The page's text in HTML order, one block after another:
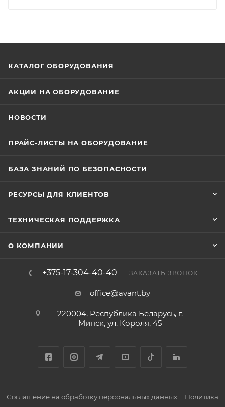
КАТАЛОГ ОБОРУДОВАНИЯ
АКЦИИ НА ОБОРУДОВАНИЕ
НОВОСТИ
ПРАЙС-ЛИСТЫ НА ОБОРУДОВАНИЕ
БАЗА ЗНАНИЙ ПО БЕЗОПАСНОСТИ
РЕСУРСЫ ДЛЯ КЛИЕНТОВ
ТЕХНИЧЕСКАЯ ПОДДЕРЖКА
О КОМПАНИИ
+375-17-304-40-40 ЗАКАЗАТЬ ЗВОНОК
office@avant.by
220004, Республика Беларусь, г.
Минск, ул. Короля, 45
Соглашение на обработку персональных данных
Политика